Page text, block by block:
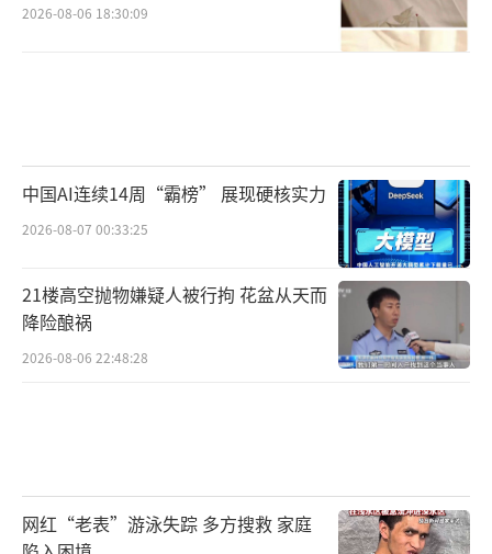
2026-08-06 18:30:09
中国AI连续14周“霸榜” 展现硬核实力
2026-08-07 00:33:25
21楼高空抛物嫌疑人被行拘 花盆从天而
降险酿祸
2026-08-06 22:48:28
网红“老表”游泳失踪 多方搜救 家庭